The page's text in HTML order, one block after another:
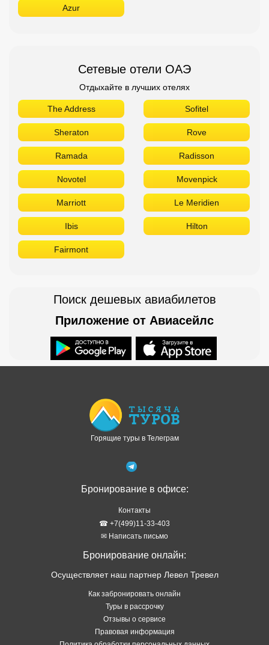
Azur
Сетевые отели ОАЭ
Отдыхайте в лучших отелях
The Address Sofitel
Sheraton Rove
Ramada Radisson
Novotel Movenpick
Marriott Le Meridien
Ibis Hilton
Fairmont
Поиск дешевых авиабилетов
Приложение от Авиасейлс
Горящие туры в Телеграм
Бронирование в офисе:
Контакты
☎ +7(499)11-33-403
✉ Написать письмо
Бронирование онлайн:
Осуществляет наш партнер Левел Тревел
Как забронировать онлайн
Туры в рассрочку
Отзывы о сервисе
Правовая информация